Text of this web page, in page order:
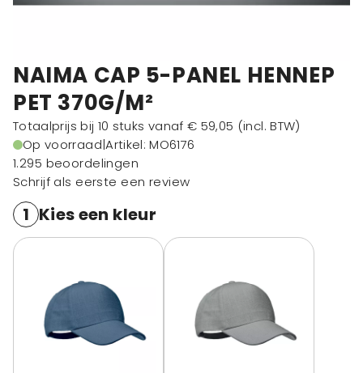
NAIMA CAP 5-PANEL HENNEP
PET 370G/M²
Totaalprijs bij 10 stuks vanaf € 59,05 (incl. BTW)
Op voorraad|Artikel: MO6176
1.295 beoordelingen
Schrijf als eerste een review
1 Kies een kleur